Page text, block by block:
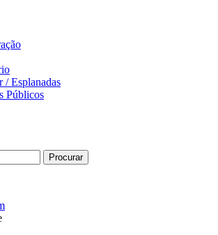
/ Esplanadas
Públicos
Procurar